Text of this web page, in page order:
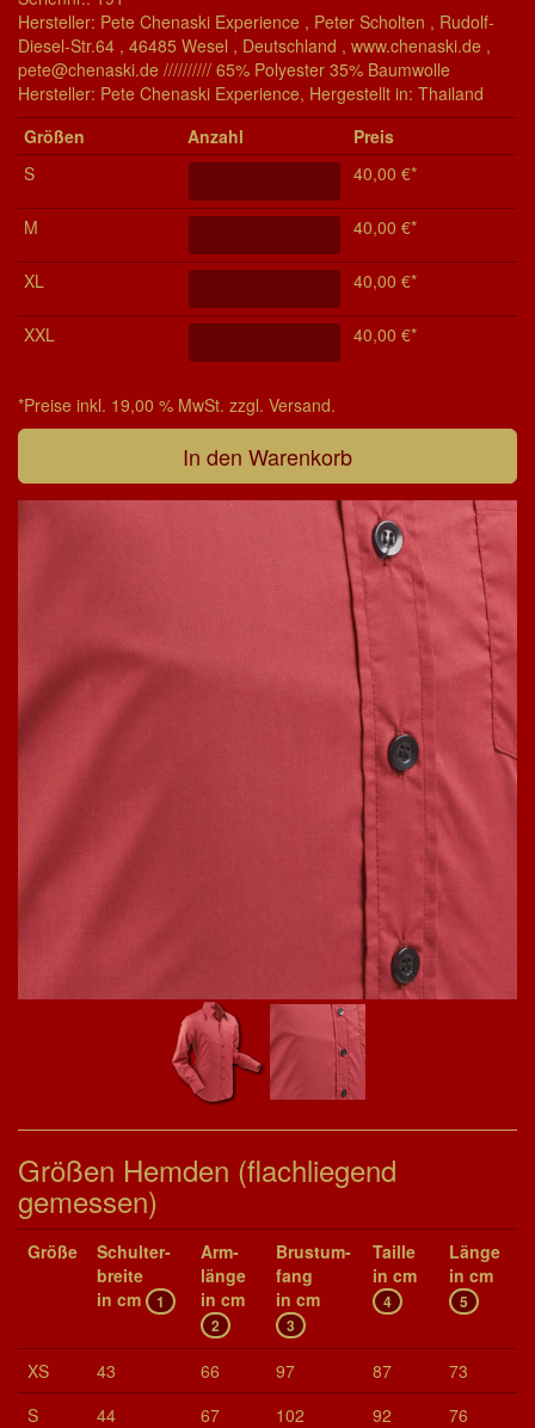
Hersteller: Pete Chenaski Experience , Peter Scholten , Rudolf-
Diesel-Str.64 , 46485 Wesel , Deutschland , www.chenaski.de ,
pete@chenaski.de ////////// 65% Polyester 35% Baumwolle
Her­stel­ler: Pete Chenaski Experience, Her­ge­stel­lt in: Thailand
Grö­ßen
Anzahl
Preis
S
40,00 €*
M 40,00 €*
XL 40,00 €*
XXL 40,00 €*
*Preise inkl. 19,00 % MwSt. zzgl. Versand.
Größen Hemden (flachliegend
gemessen)
Größe
Schul­ter­
brei­te
in cm
1
Arm­
länge
in cm
2
Brust­um­
fang
in cm
3
Taille
in cm
4
Länge
in cm
5
XS 43 66 97 87
73
S
44 67 102 92
76